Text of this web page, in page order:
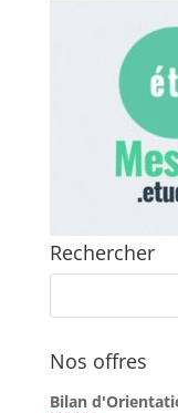
Rechercher
Nos offres
Bilan